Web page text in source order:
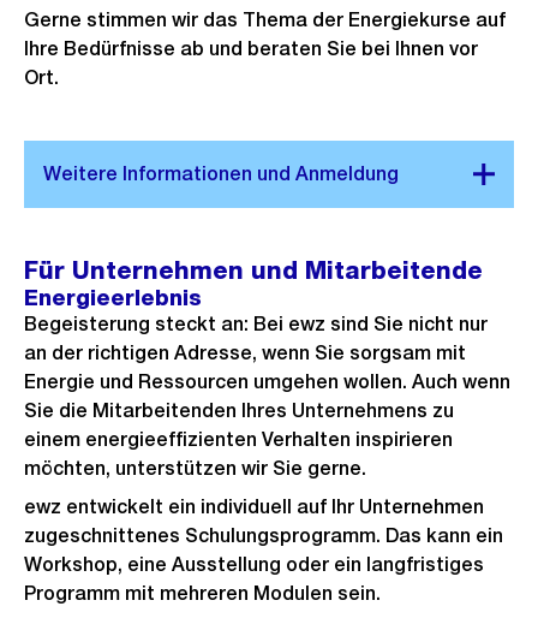
Gerne stimmen wir das Thema der Energiekurse auf
Ihre Bedürfnisse ab und beraten Sie bei Ihnen vor
Ort.
Für Unternehmen und Mitarbeitende
Energieerlebnis
Begeisterung steckt an: Bei ewz sind Sie nicht nur
an der richtigen Adresse, wenn Sie sorgsam mit
Energie und Ressourcen umgehen wollen. Auch wenn
Sie die Mitarbeitenden Ihres Unternehmens zu
einem energieeffizienten Verhalten inspirieren
möchten, unterstützen wir Sie gerne.
ewz entwickelt ein individuell auf Ihr Unternehmen
zugeschnittenes Schulungsprogramm. Das kann ein
Workshop, eine Ausstellung oder ein langfristiges
Programm mit mehreren Modulen sein.